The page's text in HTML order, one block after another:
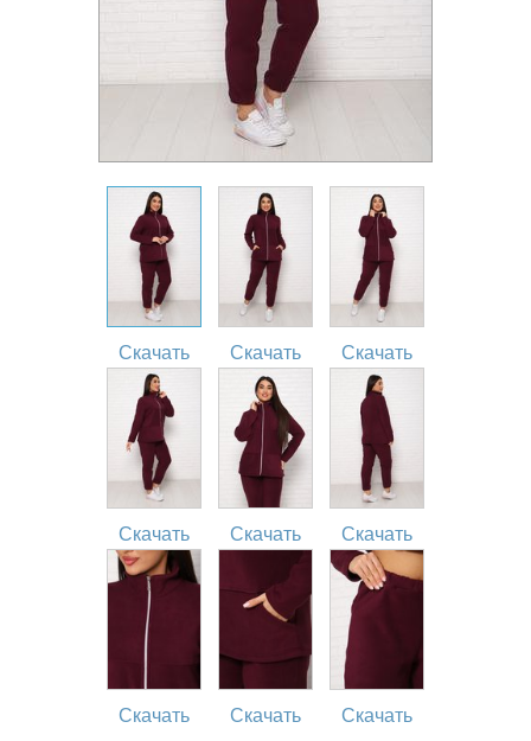
Скачать Скачать Скачать
Скачать Скачать Скачать
Скачать Скачать Скачать